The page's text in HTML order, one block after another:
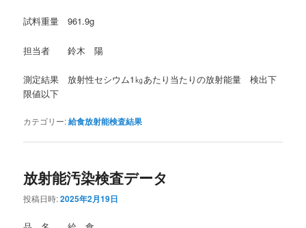
試料重量 961.9g
担当者 鈴木 陽
測定結果 放射性セシウム1㎏あたり当たりの放射能量 検出下
限値以下
カテゴリー:給食放射能検査結果
放射能汚染検査データ
投稿日時:2025年2月19日